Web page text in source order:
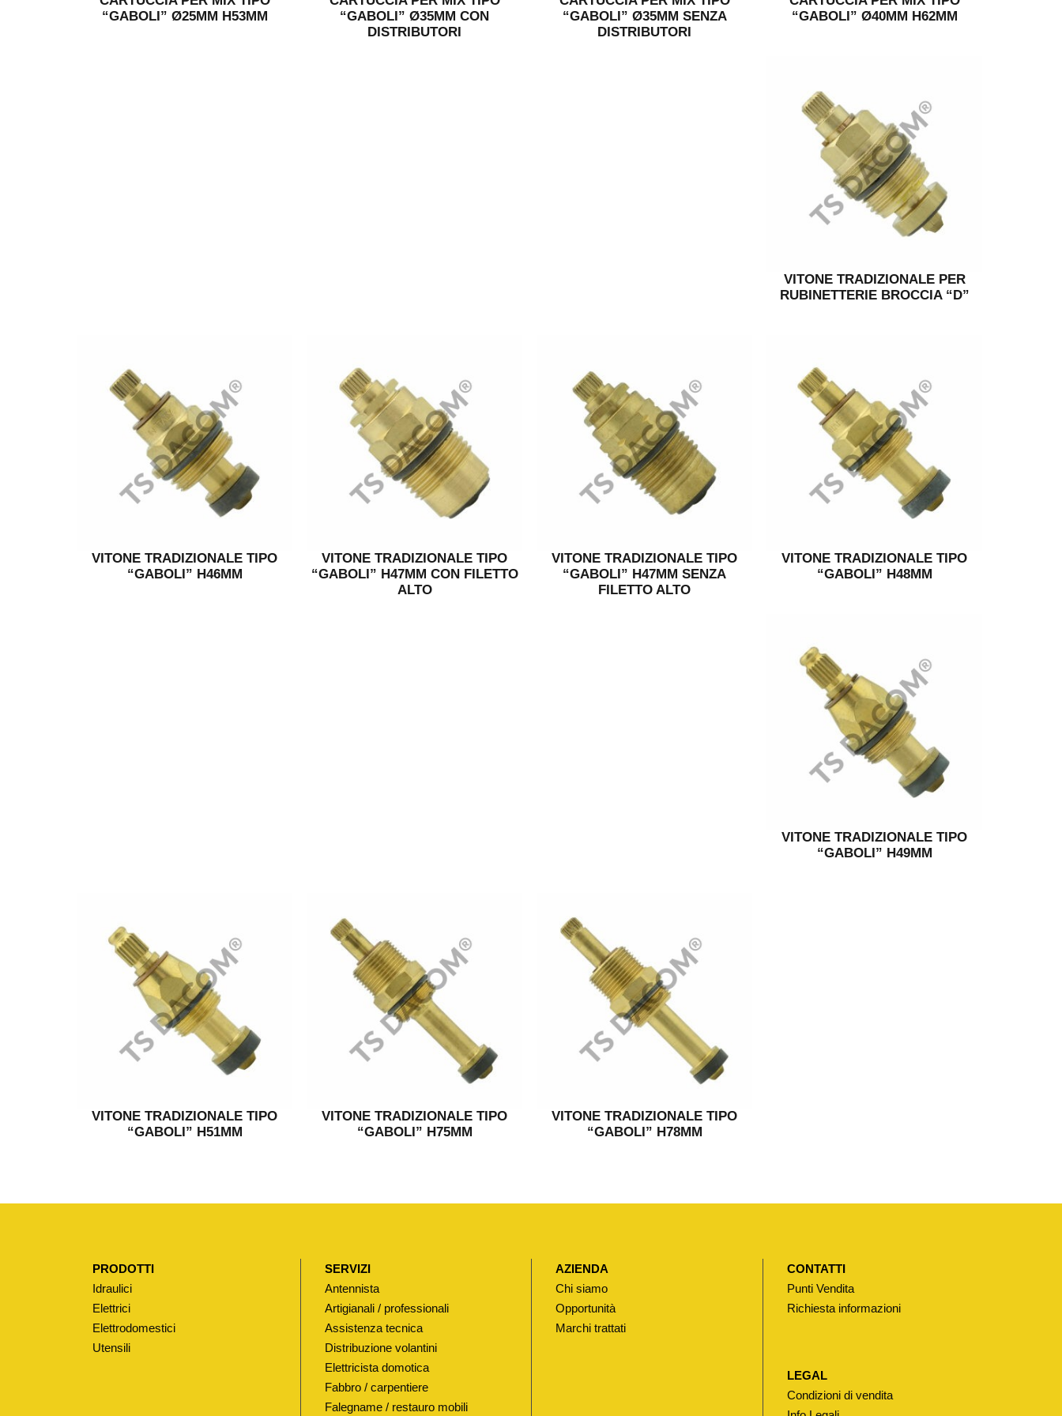
“GABOLI” Ø25MM H53MM
“GABOLI” Ø35MM CON
DISTRIBUTORI
“GABOLI” Ø35MM SENZA
DISTRIBUTORI
“GABOLI” Ø40MM H62MM
VITONE TRADIZIONALE PER
RUBINETTERIE BROCCIA “D”
VITONE TRADIZIONALE TIPO
“GABOLI” H46MM
VITONE TRADIZIONALE TIPO
“GABOLI” H47MM CON FILETTO
ALTO
VITONE TRADIZIONALE TIPO
“GABOLI” H47MM SENZA
FILETTO ALTO
VITONE TRADIZIONALE TIPO
“GABOLI” H48MM
VITONE TRADIZIONALE TIPO
“GABOLI” H49MM
VITONE TRADIZIONALE TIPO
“GABOLI” H51MM
VITONE TRADIZIONALE TIPO
“GABOLI” H75MM
VITONE TRADIZIONALE TIPO
“GABOLI” H78MM
PRODOTTI
Idraulici
Elettrici
Elettrodomestici
Utensili
SERVIZI
Antennista
Artigianali / professionali
Assistenza tecnica
Distribuzione volantini
Elettricista domotica
Fabbro / carpentiere
Falegname / restauro mobili
AZIENDA
Chi siamo
Opportunità
Marchi trattati
CONTATTI
Punti Vendita
Richiesta informazioni
LEGAL
Condizioni di vendita